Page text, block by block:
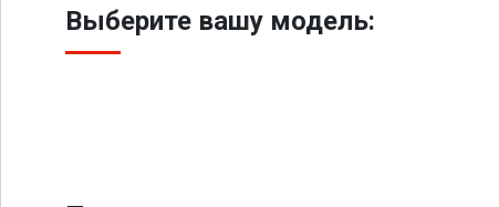
Выберите вашу модель: